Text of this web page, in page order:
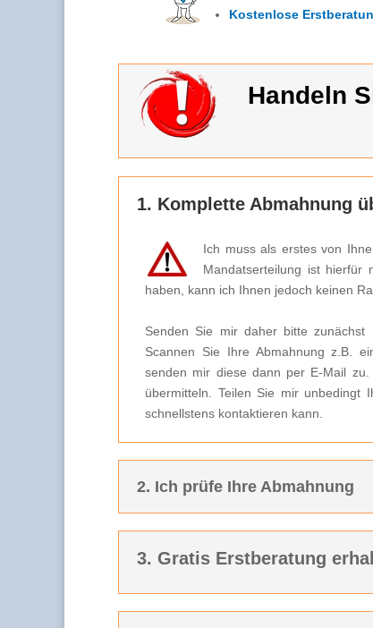
Kostenlose
Handeln
1. Komplette Abmahnung
Ich muss als erstes von
Mandatserteilung ist hierfür
haben, kann ich Ihnen jedoch keinen
Senden Sie mir daher bitte zunächst
Scannen Sie Ihre Abmahnung z.B.
senden mir diese dann per E-Mail
übermitteln. Teilen Sie mir unbedingt
schnellstens kontaktieren kann.
2. Ich prüfe Ihre Abmahnung
3. Gratis Erstberatung